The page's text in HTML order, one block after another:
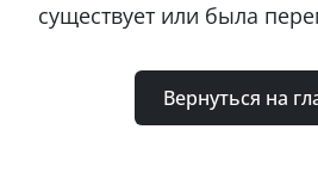
существует или была
Вернуться на